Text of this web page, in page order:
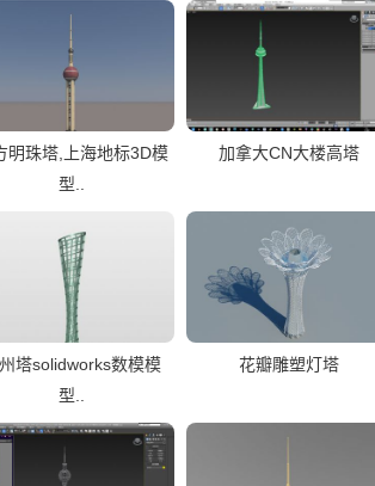
明珠塔,上海地标3D模
型..
加拿大CN大楼高塔
塔solidworks数模模
型..
花瓣雕塑灯塔